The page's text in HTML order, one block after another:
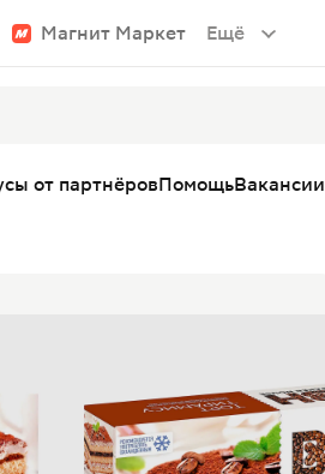
Магнит Маркет Ещё
от партнёровПомощьВакансии